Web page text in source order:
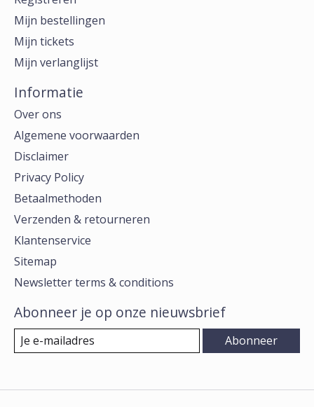
Mijn bestellingen
Mijn tickets
Mijn verlanglijst
Informatie
Over ons
Algemene voorwaarden
Disclaimer
Privacy Policy
Betaalmethoden
Verzenden & retourneren
Klantenservice
Sitemap
Newsletter terms & conditions
Abonneer je op onze nieuwsbrief
Abonneer